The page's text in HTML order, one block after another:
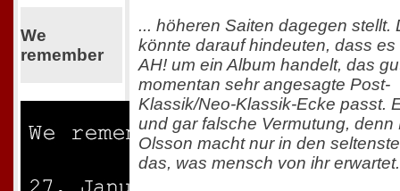
We
remember
... höheren Saiten dagegen stellt.
könnte darauf hindeuten, dass es
AH! um ein Album handelt, das
momentan sehr angesagte Post-
Klassik/Neo-Klassik-Ecke passt.
und gar falsche Vermutung, denn
Olsson macht nur in den
das, was mensch von ihr erwartet.